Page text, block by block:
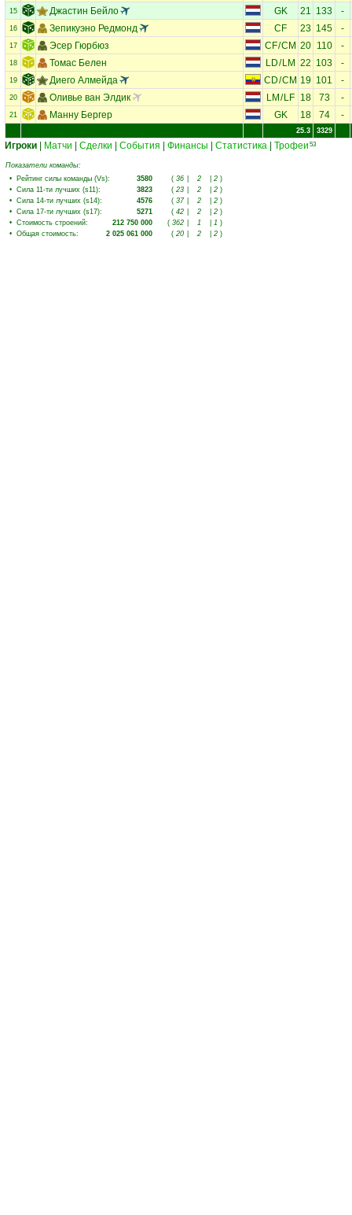
15 Джастин Бейло GK 21 133 -
16 Зепикуэно Редмонд CF 23 145 -
17 Эсер Гюрбюз CF/CM 20 110 -
18 Томас Белен LD/ LM 22 103 -
19 Диего Алмейда CD/CM 19 101 -
20 Оливье ван Элдик LM / LF 18 73 -
21 Манну Бергер GK 18 74 -
25.3 3329
Игроки Матчи Сделки События Финансы Статистика Трофеи 53
Показатели команды:
• Рейтинг силы команды (Vs): 3580 ( 36 2 2 )
• Сила 11-ти лучших (s11): 3823 ( 23 2 2 )
• Сила 14-ти лучших (s14): 4576 ( 37 2 2 )
• Сила 17-ти лучших (s17): 5271 ( 42 2 2 )
• Стоимость строений: 212 750 000 ( 362 1 1 )
• Общая стоимость: 2 025 061 000 ( 20 2 2 )